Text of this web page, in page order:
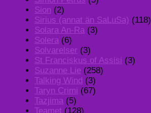
Sion (2)
Sirius (annat än SaLuSa) (118)
Solara An-Ra (3)
Solera (6)
Solvarelser (3)
St Franciskus of Assisi (3)
Suzanne Lie (258)
Talking Wind (3)
Taryn Crimi (67)
Tazjima (5)
Teamet (128)